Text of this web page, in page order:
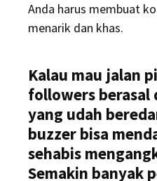
Anda harus membuat
menarik dan khas.
Kalau mau jalan
followers berasal
yang udah
buzzer bisa
sehabis
Semakin banyak